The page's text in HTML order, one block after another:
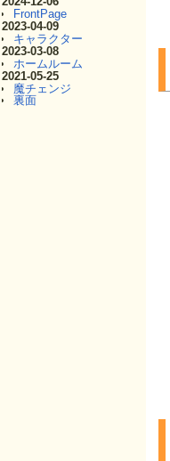
FrontPage
2023-04-09
キャラクター
2023-03-08
ホームルーム
2021-05-25
魔チェンジ
裏面